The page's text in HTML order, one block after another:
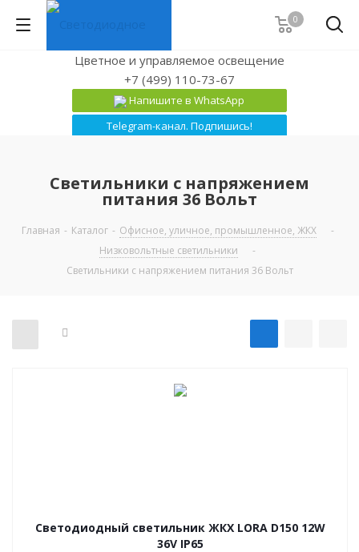
0
Цветное и управляемое освещение
+7 (499) 110-73-67
Напишите в WhatsApp
Telegram-канал. Подпишись!
Светильники с напряжением
питания 36 Вольт
Главная - Каталог - Офисное, уличное, промышленное, ЖКХ
-
Низковольтные светильники
-
Светильники с напряжением питания 36 Вольт
Светодиодный светильник ЖКХ LORA D150 12W
36V IP65